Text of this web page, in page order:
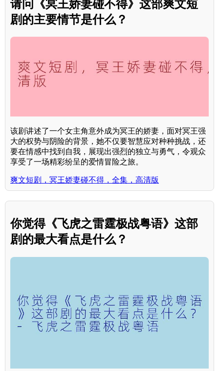
请问《冥王娇妻碰不得》这部爽文短
剧的主要情节是什么？
该剧讲述了一个女主角意外成为冥王的娇妻，面对冥王强
大的权势与阴险的背景，她不仅要智慧应对种种挑战，还
要在情感中找到自我，展现出强烈的独立与勇气，令观众
享受了一场精彩纷呈的爱情冒险之旅。
爽文短剧，冥王娇妻碰不得，全集，高清版
你觉得《飞虎之雷霆极战粤语》这部
剧的最大看点是什么？